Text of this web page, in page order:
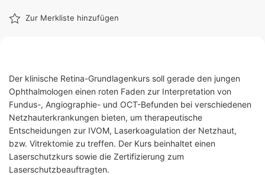
Zur Merkliste hinzufügen
Der klinische Retina-Grundlagenkurs soll gerade den jungen
Ophthalmologen einen roten Faden zur Interpretation von
Fundus-, Angiographie- und OCT-Befunden bei verschiedenen
Netzhauterkrankungen bieten, um therapeutische
Entscheidungen zur IVOM, Laserkoagulation der Netzhaut,
bzw. Vitrektomie zu treffen. Der Kurs beinhaltet einen
Laserschutzkurs sowie die Zertifizierung zum
Laserschutzbeauftragten.